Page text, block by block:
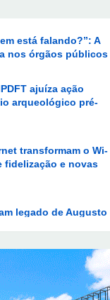
ajuíza ação
arqueológico pré-
transformam o Wi-
e novas
legado de Augusto
Brasília
sexual no DF
de ônibus para a 6ª